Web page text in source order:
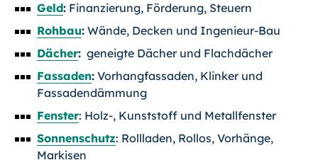
Geld: Finanzierung, Förderung, Steuern
Rohbau: Wände, Decken und Ingenieur-Bau
Dächer: geneigte Dächer und Flachdächer
Fassaden: Vorhangfassaden, Klinker und
Fassadendämmung
Fenster: Holz-, Kunststoff und Metallfenster
Sonnenschutz: Rollladen, Rollos, Vorhänge,
Markisen